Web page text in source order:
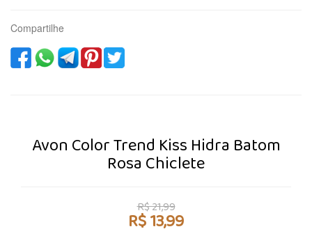
Compartilhe
Avon Color Trend Kiss Hidra Batom
Rosa Chiclete
R$ 21,99
R$ 13,99